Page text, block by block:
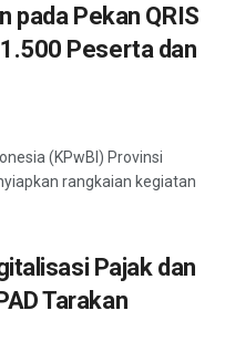
pada Pekan QRIS
Peserta dan
(KPwBI) Provinsi
rangkaian kegiatan
Pajak dan
Tarakan